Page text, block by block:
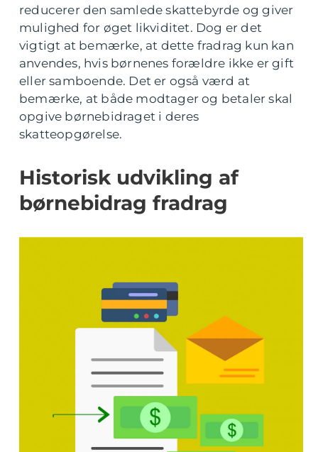
reducerer den samlede skattebyrde og giver
mulighed for øget likviditet. Dog er det
vigtigt at bemærke, at dette fradrag kun kan
anvendes, hvis børnenes forældre ikke er gift
eller samboende. Det er også værd at
bemærke, at både modtager og betaler skal
opgive børnebidraget i deres
skatteopgørelse.
Historisk udvikling af
børnebidrag fradrag